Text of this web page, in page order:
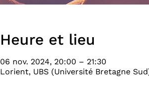
Heure et lieu
06 nov. 2024, 20:00 – 21:30
Lorient, UBS (Université Bretagne